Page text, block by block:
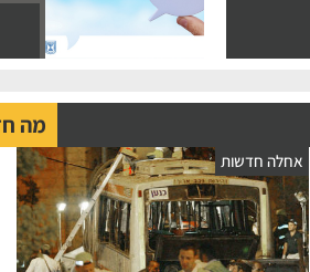
מה
אחלה חדשות